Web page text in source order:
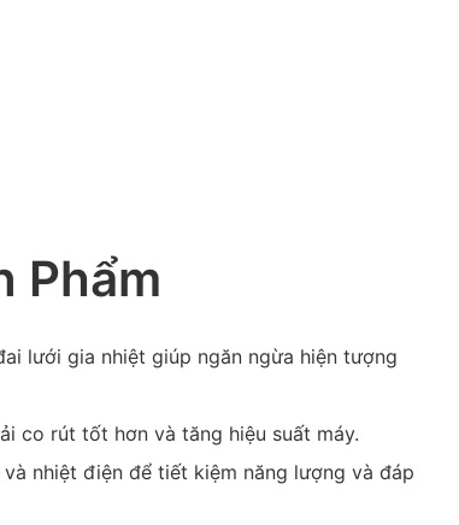
Phẩm
lưới gia nhiệt giúp ngăn ngừa hiện tượng
co rút tốt hơn và tăng hiệu suất máy.
nhiệt điện để tiết kiệm năng lượng và đáp